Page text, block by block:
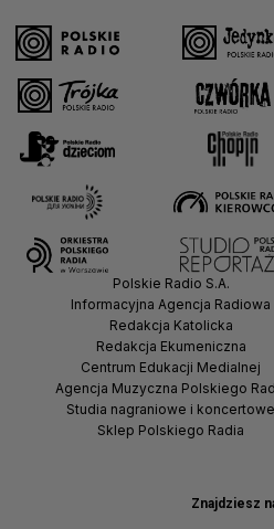
Znajdziesz
Polskie Radio S.A.
Informacyjna Agencja Radiowa
Redakcja Katolicka
Redakcja Ekumeniczna
Centrum Edukacji Medialnej
Agencja Muzyczna Polskiego
Studia nagraniowe i koncertowe
Sklep Polskiego Radia